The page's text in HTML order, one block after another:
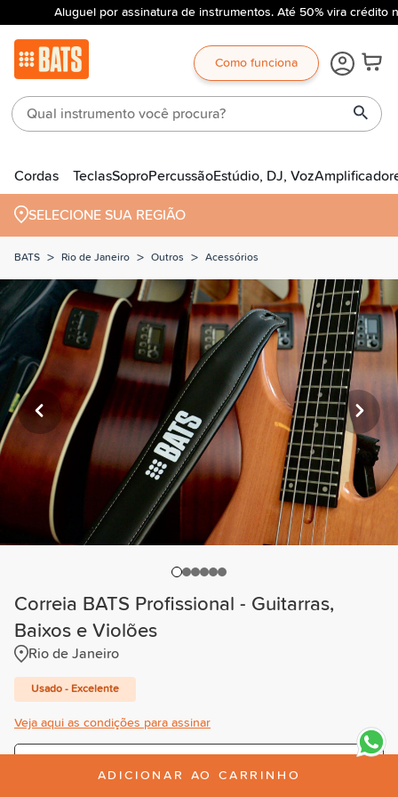
Aluguel por assinatura de instrumentos. Até 50% vira crédito
Como funciona
Cordas TeclasSoproPercussãoEstúdio, DJ, Voz
SELECIONE SUA REGIÃO
BATS > Rio de Janeiro > Outros > Acessórios
Correia BATS Profissional - Guitarras,
Baixos e Violões
Rio de Janeiro
Usado - Excelente
Veja aqui as condições para assinar
ADICIONAR AO CARRINHO